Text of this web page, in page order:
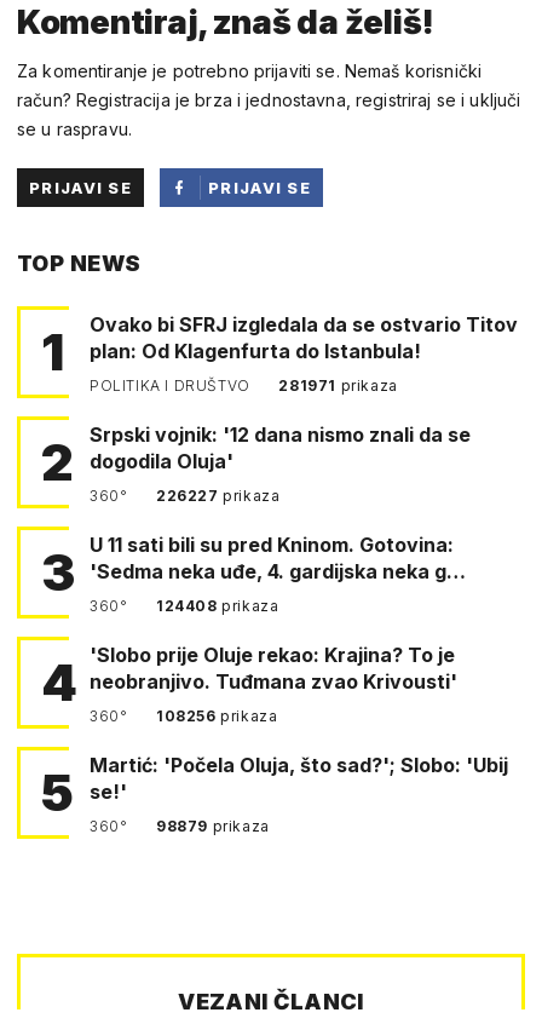
Komentiraj, znaš da želiš!
Za komentiranje je potrebno prijaviti se. Nemaš korisnički
račun? Registracija je brza i jednostavna, registriraj se i uključi
se u raspravu.
PRIJAVI SE
PRIJAVI SE
TOP NEWS
1
Ovako bi SFRJ izgledala da se ostvario Titov
plan: Od Klagenfurta do Istanbula!
POLITIKA I DRUŠTVO 281971 prikaza
2
Srpski vojnik: '12 dana nismo znali da se
dogodila Oluja'
360° 226227prikaza
3
U 11 sati bili su pred Kninom. Gotovina:
'Sedma neka uđe, 4. gardijska neka g…
360° 124408prikaza
4
'Slobo prije Oluje rekao: Krajina? To je
neobranjivo. Tuđmana zvao Krivousti'
360° 108256prikaza
5
Martić: 'Počela Oluja, što sad?'; Slobo: 'Ubij
se!'
360° 98879 prikaza
VEZANI ČLANCI